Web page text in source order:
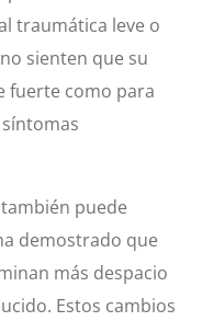
traumática leve o
sienten que su
fuerte como para
puede
demostrado que
más despacio
Estos cambios